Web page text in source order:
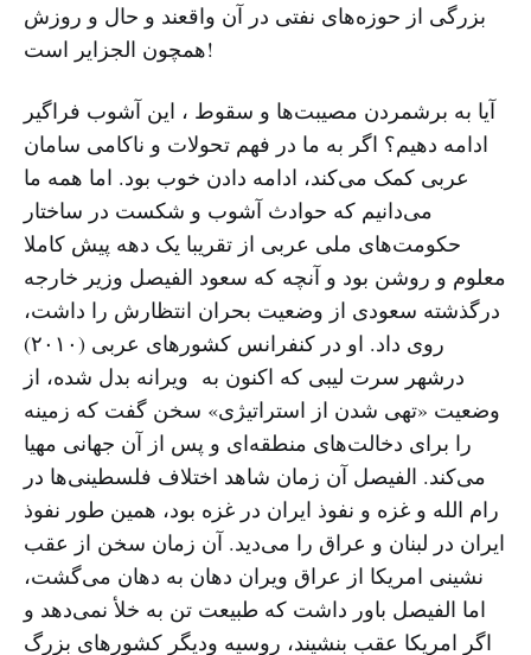
بزرگی از حوزه‌های نفتی در آن واقعند و حال و روزش
همچون الجزایر است!
آیا به برشمردن مصیبت‌ها و سقوط ، این آشوب فراگیر
ادامه دهیم؟ اگر به ما در فهم تحولات و ناکامی سامان
عربی کمک می‌کند، ادامه دادن خوب بود. اما همه ما
می‌دانیم که حوادث آشوب و شکست در ساختار
حکومت‌های ملی عربی از تقریبا یک دهه پیش کاملا
معلوم و روشن بود و آنچه که سعود الفیصل وزیر خارجه
درگذشته سعودی از وضعیت بحران انتظارش را داشت،
روی داد. او در کنفرانس کشورهای عربی (۲۰۱۰)
درشهر سرت لیبی که اکنون به ویرانه بدل شده، از
وضعیت «تهی شدن از استراتیژی» سخن گفت که زمینه
را برای دخالت‌های منطقه‌ای و پس از آن جهانی مهیا
می‌کند. الفیصل آن زمان شاهد اختلاف فلسطینی‌ها در
رام الله و غزه و نفوذ ایران در غزه بود، همین طور نفوذ
ایران در لبنان و عراق را می‌دید. آن زمان سخن از عقب
نشینی امریکا از عراق ویران دهان به دهان می‌گشت،
اما الفیصل باور داشت که طبیعت تن به خلأ نمی‌دهد و
اگر امریکا عقب بنشیند، روسیه ودیگر کشورهای بزرگ